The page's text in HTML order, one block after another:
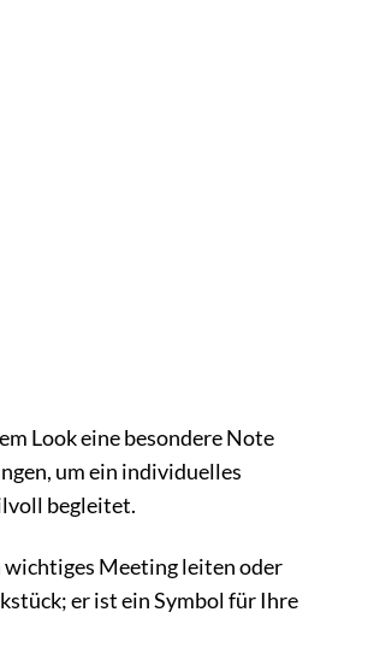
Look eine besondere Note
um ein individuelles
begleitet.
wichtiges Meeting leiten oder
er ist ein Symbol für Ihre